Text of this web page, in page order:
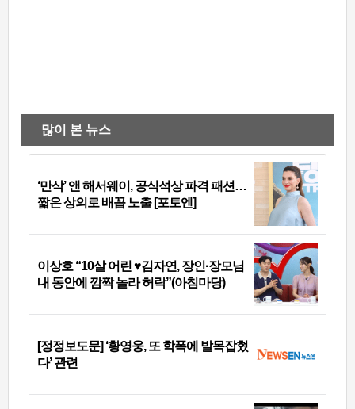
많이 본 뉴스
‘만삭’ 앤 해서웨이, 공식석상 파격 패션…
짧은 상의로 배꼽 노출 [포토엔]
이상호 “10살 어린 ♥김자연, 장인·장모님
내 동안에 깜짝 놀라 허락”(아침마당)
[정정보도문] ‘황영웅, 또 학폭에 발목잡혔
다’ 관련